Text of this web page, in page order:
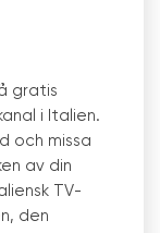
gratis
i Italien.
och missa
av din
TV-
den